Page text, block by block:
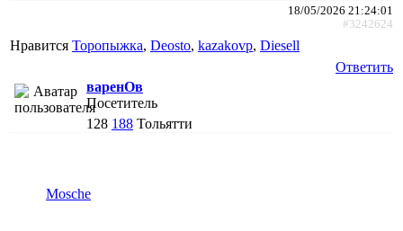
18/05/2026 21:24:01
#3242624
Нравится Торопыжка, Deosto, kazakovp, Diesell
Ответить
варенОв
Посетитель
128 188 Тольятти
Mosche